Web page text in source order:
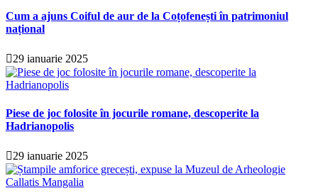
Cum a ajuns Coiful de aur de la Coțofenești în patrimoniul
național
29 ianuarie 2025
Piese de joc folosite în jocurile romane, descoperite la
Hadrianopolis
29 ianuarie 2025